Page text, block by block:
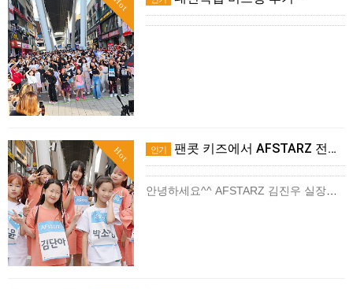
Hot 인기 팬콧 키즈에서 AFSTARZ 전인원 협찬을?!!